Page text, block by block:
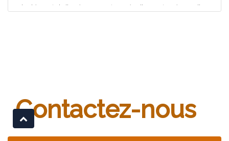
des biens et de l'environnement au sein d'une entreprise ou d'une
Contactez-nous